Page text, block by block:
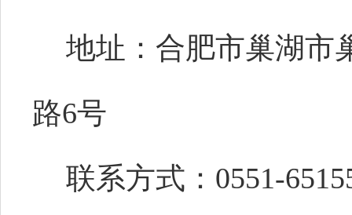
地址：合肥市巢湖市
路6号
联系方式：0551-